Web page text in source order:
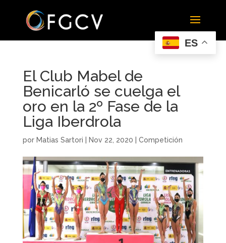
El Club Mabel de
Benicarló se cuelga el
oro en la 2º Fase de la
Liga Iberdrola
por Matias Sartori Nov 22, 2020 Competición
ES